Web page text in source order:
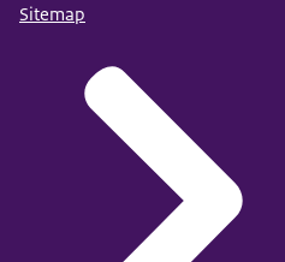
Sitemap